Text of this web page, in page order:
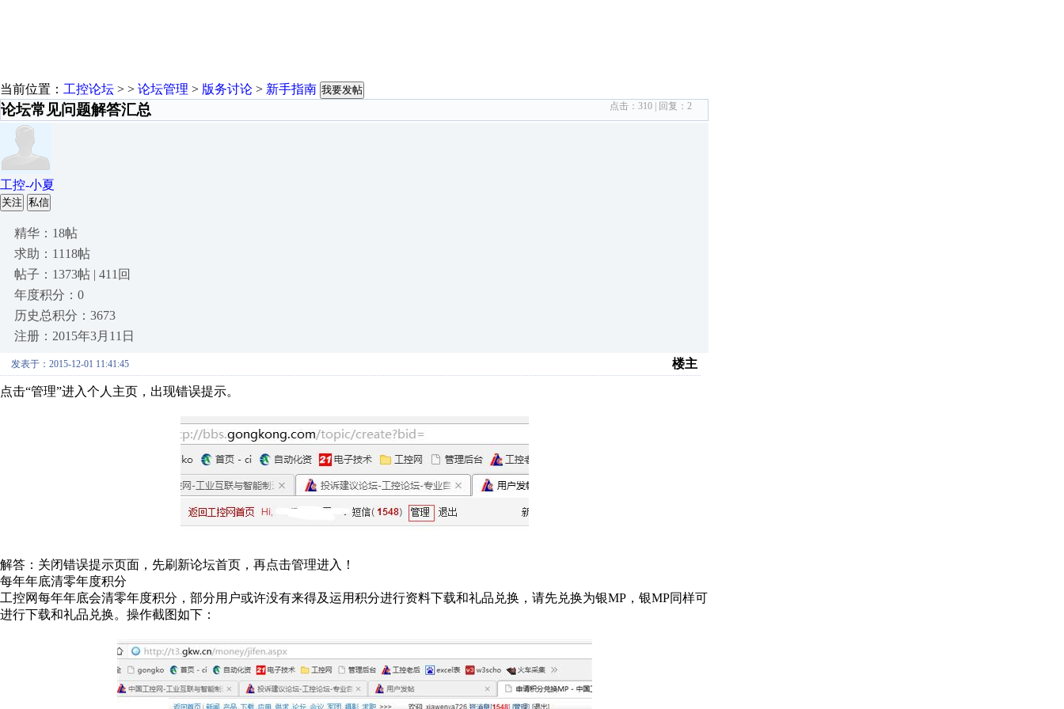
当前位置： 工控论坛 > > 论坛管理 > 版务讨论 > 新手指南 我要发帖
论坛常见问题解答汇总 点击： 310 | 回复： 2
工控-小夏
关注 私信
精华：18帖
求助：1118帖
帖子：1373帖 | 411回
年度积分：0
历史总积分：3673
注册：2015年3月11日
发表于：2015-12-01 11:41:45 楼主
点击“管理”进入个人主页，出现错误提示。
解答：关闭错误提示页面，先刷新论坛首页，再点击管理进入！
每年年底清零年度积分
工控网每年年底会清零年度积分，部分用户或许没有来得及运用积分进行资料下载和礼品兑换，请先兑换为银MP，银MP同样可
进行下载和礼品兑换。操作截图如下：